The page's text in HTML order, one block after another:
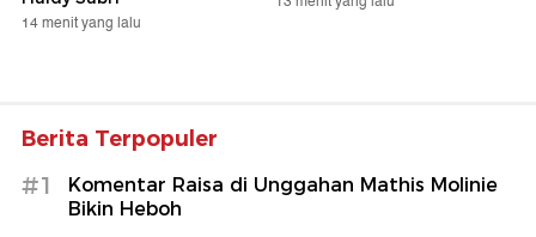
14 menit yang lalu
Berita Terpopuler
#1
Komentar Raisa di Unggahan Mathis Molinie
Bikin Heboh